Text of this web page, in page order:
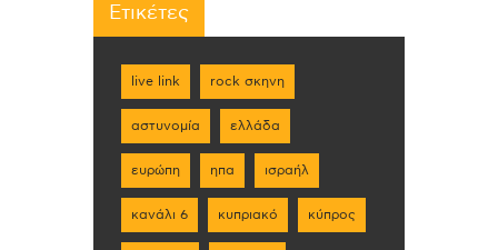
Ετικέτες
live link rock σκηνη
αστυνομία ελλάδα
ευρώπη ηπα ισραήλ
κανάλι 6 κυπριακό κύπρος